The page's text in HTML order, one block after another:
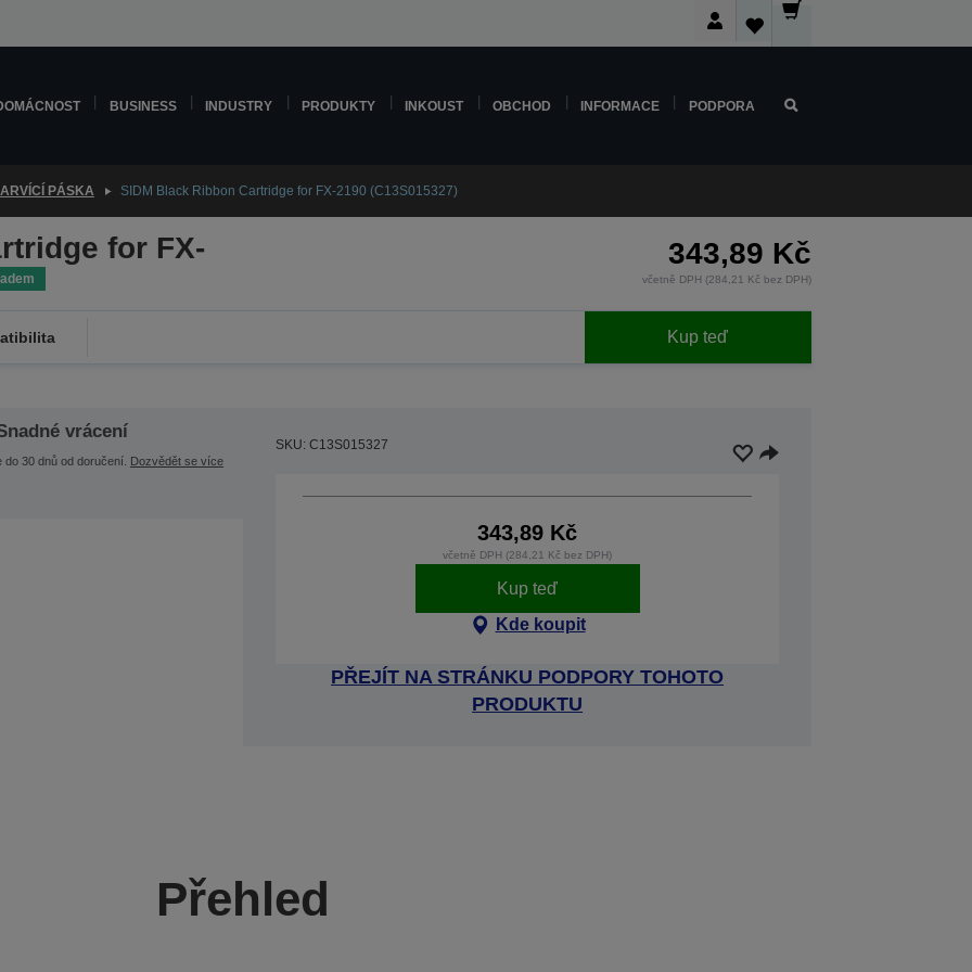
BUSINESS INDUSTRY PRODUKTY INKOUST OBCHOD INFORMACE PODPORA
PÁSKA SIDM Black Ribbon Cartridge for FX-2190 (C13S015327)
for FX-
343,89 Kč
včetně DPH (284,21 Kč bez DPH)
Kup teď
vrácení
do 30 dnů od doručení. Dozvědět se více
SKU: C13S015327
343,89 Kč
včetně DPH (284,21 Kč bez DPH)
Kup teď
Kde koupit
PŘEJÍT NA STRÁNKU PODPORY TOHOTO
PRODUKTU
Přehled